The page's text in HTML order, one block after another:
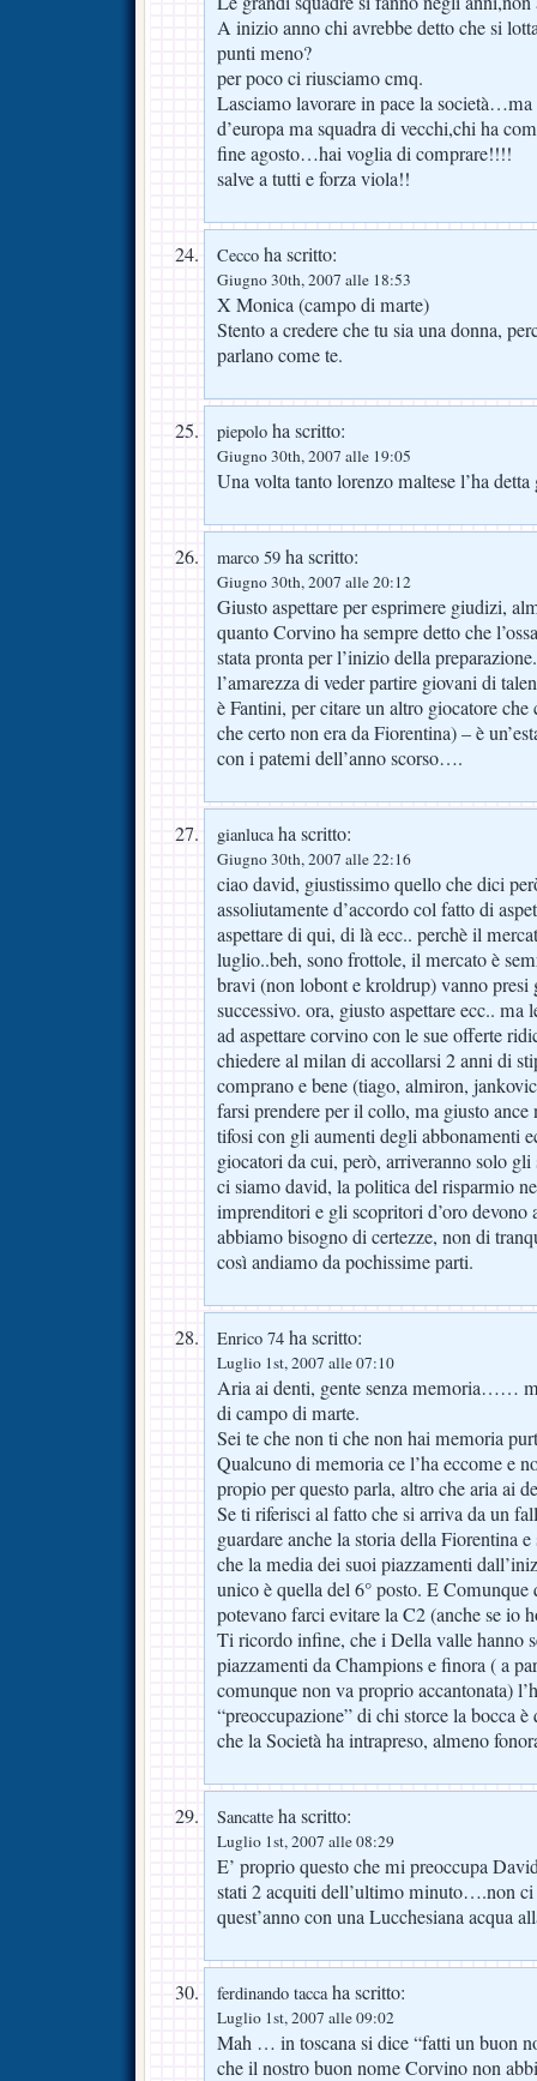
A inizio anno chi avrebbe detto che si
punti meno?
per poco ci riusciamo cmq.
Lasciamo lavorare in pace la
d’europa ma squadra di vecchi,chi ha
fine agosto…hai voglia di comprare!!!!
salve a tutti e forza viola!!
Cecco ha scritto:
Giugno 30th, 2007 alle 18:53
X Monica (campo di marte)
Stento a credere che tu sia una donna,
parlano come te.
piepolo ha scritto:
Giugno 30th, 2007 alle 19:05
Una volta tanto lorenzo maltese l’ha detta
marco 59 ha scritto:
Giugno 30th, 2007 alle 20:12
Giusto aspettare per esprimere giudizi,
quanto Corvino ha sempre detto che
stata pronta per l’inizio della
l’amarezza di veder partire giovani di
è Fantini, per citare un altro giocatore
che certo non era da Fiorentina) – è
con i patemi dell’anno scorso….
gianlucaha scritto:
Giugno 30th, 2007 alle 22:16
ciao david, giustissimo quello che dici
assoliutamente d’accordo col fatto di
aspettare di qui, di là ecc.. perchè il
luglio..beh, sono frottole, il mercato è
bravi (non lobont e kroldrup) vanno presi
successivo. ora, giusto aspettare ecc.. ma
ad aspettare corvino con le sue offerte
chiedere al milan di accollarsi 2 anni di
comprano e bene (tiago, almiron,
farsi prendere per il collo, ma giusto
tifosi con gli aumenti degli abbonamenti
giocatori da cui, però, arriveranno solo
ci siamo david, la politica del risparmio
imprenditori e gli scopritori d’oro devono
abbiamo bisogno di certezze, non di
così andiamo da pochissime parti.
Enrico 74 ha scritto:
Luglio 1st, 2007 alle 07:10
Aria ai denti, gente senza memoria……
di campo di marte.
Sei te che non ti che non hai memoria
Qualcuno di memoria ce l’ha eccome e
propio per questo parla, altro che aria ai
Se ti riferisci al fatto che si arriva da un
guardare anche la storia della Fiorentina
che la media dei suoi piazzamenti
unico è quella del 6° posto. E Comunque
potevano farci evitare la C2 (anche se io
Ti ricordo infine, che i Della valle hanno
piazzamenti da Champions e finora ( a
comunque non va proprio accantonata)
“preoccupazione” di chi storce la bocca
che la Società ha intrapreso, almeno
Sancatte ha scritto:
Luglio 1st, 2007 alle 08:29
E’ proprio questo che mi preoccupa
stati 2 acquiti dell’ultimo minuto….non ci
quest’anno con una Lucchesiana acqua
ferdinando taccaha scritto:
Luglio 1st, 2007 alle 09:02
Mah … in toscana si dice “fatti un buon
che il nostro buon nome Corvino non